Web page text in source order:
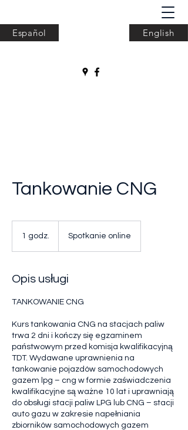
Español English
Tankowanie CNG
1 godz.
z
Spotkanie online
Opis usługi
TANKOWANIE CNG
Kurs tankowania CNG na stacjach paliw
trwa 2 dni i kończy się egzaminem
państwowym przed komisja kwalifikacyjną
TDT. Wydawane uprawnienia na
tankowanie pojazdów samochodowych
gazem lpg – cng w formie zaświadczenia
kwalifikacyjne są ważne 10 lat i uprawniają
do obsługi stacji paliw LPG lub CNG – stacji
auto gazu w zakresie napełniania
zbiorników samochodowych gazem